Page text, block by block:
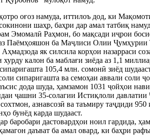
оғоз намуда, иттилоъ дод, ки
шаҳр, баҳри дар амал татбиқ
Эмомалӣ Раҳмон, бо мақсади иҷрои
Паёмҳояшон ба Маҷлиси Олии
як силсила корҳои назарраси
калон ба маблағи зиёда аз 1,1
105,4 млн. сомонӣ зиёд
сипаригашта ва семоҳаи аввали соли
дода шуда, ҳамзамон 1031 ҷойҳои
ҷашни 35-солагии Истиқлоли
азнавсозӣ ва таъмиру таҷдиди
бунёд карда шудааст.
дастовардҳои ноил гардида,
даъват ба амал овард, ки баҳри